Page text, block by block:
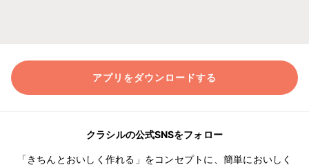
アプリをダウンロードする
クラシルの公式SNSをフォロー
「きちんとおいしく作れる」をコンセプトに、簡単においしく